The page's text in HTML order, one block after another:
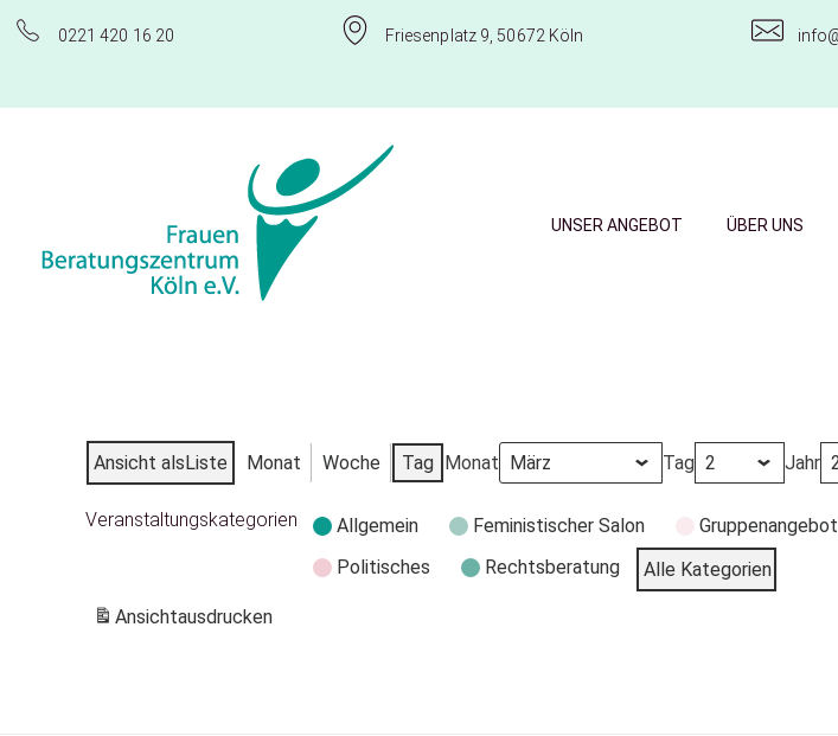
0221 420 16 20 Friesenplatz 9, 50672 Köln
UNSER ANGEBOT ÜBER UNS
Ansicht alsListe Monat Woche Tag Monat Tag Jahr
Veranstaltungskategorien Allgemein Feministischer Salon
Politisches
Rechtsberatung Alle Kategorien
Ansichtausdrucken